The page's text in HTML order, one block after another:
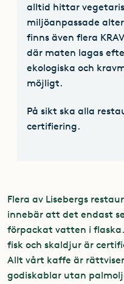
alltid hittar
miljöanpassade
finns även flera
där maten lagas
ekologiska och
möjligt.
På sikt ska alla
certifiering.
Flera av Lisebergs
innebär att det endast
förpackat vatten i
fisk och skaldjur är
Allt vårt kaffe är
godiskablar utan